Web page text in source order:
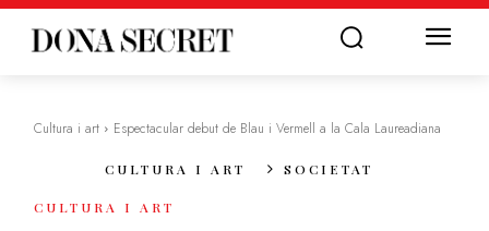
Cultura i art Espectacular debut de Blau i Vermell a la Cala Laureadiana
CULTURA I ART SOCIETAT
CULTURA I ART